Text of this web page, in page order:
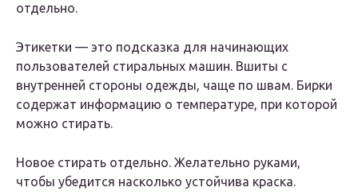
отдельно.
Этикетки — это подсказка для начинающих
пользователей стиральных машин. Вшиты с
внутренней стороны одежды, чаще по швам. Бирки
содержат информацию о температуре, при которой
можно стирать.
Новое стирать отдельно. Желательно руками,
чтобы убедится насколько устойчива краска.